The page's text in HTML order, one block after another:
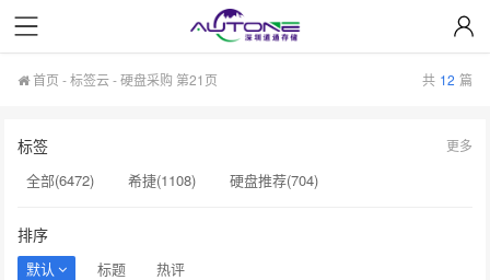
首页 -标签云- 硬盘采购 第21页 共 12 篇
标签
全部(6472) 希捷(1108)
硬盘推荐(704)
NAS硬盘(593)
希捷硬盘(553)
更多
排序
默认 标题 热评